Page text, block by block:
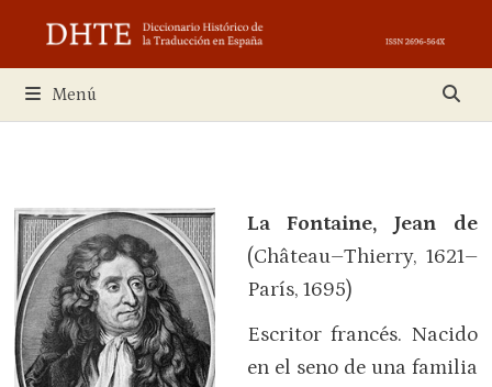
contenido
Menú
La Fontaine, Jean de
(Château–Thierry, 1621–
París, 1695)
Escritor francés. Nacido
en el seno de una familia